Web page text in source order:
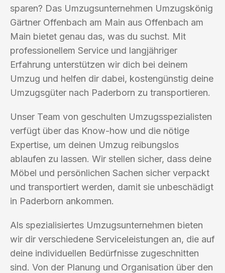
sparen? Das Umzugsunternehmen Umzugskönig
Gärtner Offenbach am Main aus Offenbach am
Main bietet genau das, was du suchst. Mit
professionellem Service und langjähriger
Erfahrung unterstützen wir dich bei deinem
Umzug und helfen dir dabei, kostengünstig deine
Umzugsgüter nach Paderborn zu transportieren.
Unser Team von geschulten Umzugsspezialisten
verfügt über das Know-how und die nötige
Expertise, um deinen Umzug reibungslos
ablaufen zu lassen. Wir stellen sicher, dass deine
Möbel und persönlichen Sachen sicher verpackt
und transportiert werden, damit sie unbeschädigt
in Paderborn ankommen.
Als spezialisiertes Umzugsunternehmen bieten
wir dir verschiedene Serviceleistungen an, die auf
deine individuellen Bedürfnisse zugeschnitten
sind. Von der Planung und Organisation über den